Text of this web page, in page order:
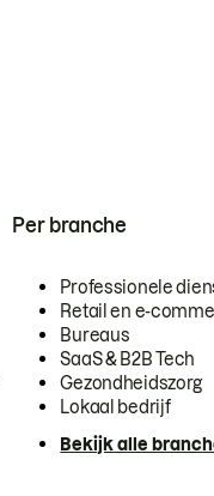
Per branche
Professionele
Retail en e-
Bureaus
SaaS & B2B Tech
Gezondheidszorg
Lokaal bedrijf
Bekijk alle